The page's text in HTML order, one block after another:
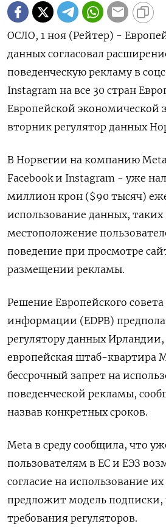
ОСЛО, 1 ноя (Рейтер) -
данных согласовал
поведенческую рекламу в
Instagram на все 30 стран
Европейской экономической
вторник регулятор данных
В Норвегии на компанию
Facebook и Instagram - уже
миллион крон ($90 тысяч)
использование данных, таких
местоположение
поведение при просмотре
размещении рекламы.
Решение Европейского
информации (EDPB)
регулятору данных Ирландии,
европейская штаб-квартира
бессрочный запрет на
поведенческой рекламы,
назвав конкретных сроков.
Meta в среду сообщила, что
пользователям в ЕС и ЕЭЗ
согласие на использование
предложит модель
требования регуляторов.